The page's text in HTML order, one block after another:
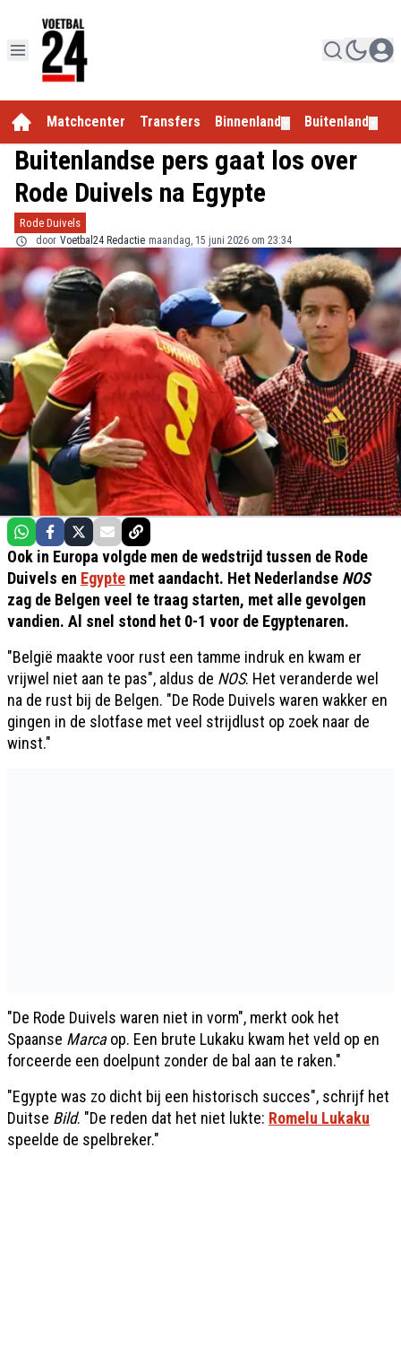
Matchcenter Transfers Binnenland Buitenland
Buitenlandse pers gaat los over
Rode Duivels na Egypte
Rode Duivels
door Voetbal24 Redactie maandag, 15 juni 2026 om 23:34
Ook in Europa volgde men de wedstrijd tussen de Rode
Duivels en Egypte met aandacht. Het Nederlandse NOS
zag de Belgen veel te traag starten, met alle gevolgen
vandien. Al snel stond het 0-1 voor de Egyptenaren.
"België maakte voor rust een tamme indruk en kwam er
vrijwel niet aan te pas", aldus de NOS. Het veranderde wel
na de rust bij de Belgen. "De Rode Duivels waren wakker en
gingen in de slotfase met veel strijdlust op zoek naar de
winst."
"De Rode Duivels waren niet in vorm", merkt ook het
Spaanse Marcaop. Een brute Lukaku kwam het veld op en
forceerde een doelpunt zonder de bal aan te raken."
"Egypte was zo dicht bij een historisch succes", schrijf het
Duitse Bild. "De reden dat het niet lukte: Romelu Lukaku
speelde de spelbreker."